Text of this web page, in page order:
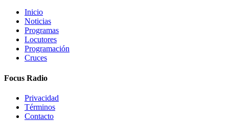
Inicio
Noticias
Programas
Locutores
Programación
Cruces
Focus Radio
Privacidad
Términos
Contacto